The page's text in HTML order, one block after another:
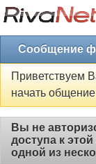
Сообщение
Приветствуем
начать
Вы не
доступа к
одной из